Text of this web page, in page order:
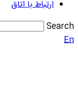
ارتباط با اتاق
Search
En